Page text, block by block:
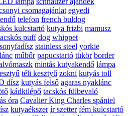
csomagajánlat egyedi
telefon french buldog
kulcstartó kutya frizbi mamusz
puff dog whippet
stainless steel yorkie
műbőr papucstartó tükör border
mintás kutyakendő lámpa
téli kesztyű zokni kutyás toll
dísz kutyás felső agaras nyaklánc
kádkilépő tacskós fülbevaló
óra Cavalier King Charles spániel
kutyaékszer ír szetter fém kulcstartó